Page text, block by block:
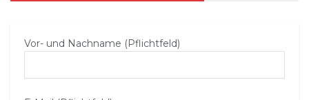
Vor- und Nachname (Pflichtfeld)